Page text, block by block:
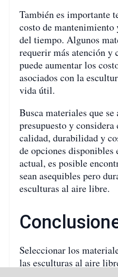
También es importante
costo de
del tiempo. Algunos
requerir más atención y
puede aumentar los
asociados con la
vida útil.
Busca materiales que se
presupuesto y
calidad, durabilidad y
de opciones disponibles
actual, es posible
sean asequibles pero
esculturas al aire libre.
Seleccionar los
las esculturas al aire